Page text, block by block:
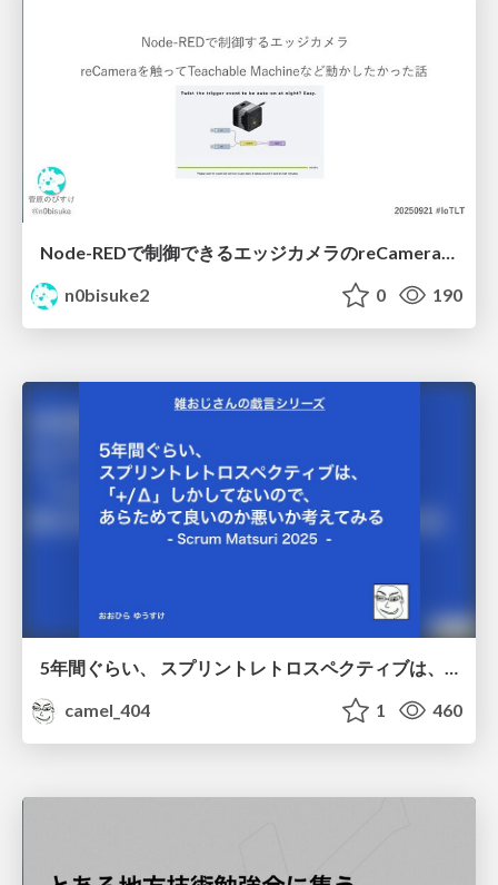
Node-REDで制御できるエッジカメラのreCameraを触る #iotlt #JLCPCB #recamera
n0bisuke2
0 190
camel_404
1 460